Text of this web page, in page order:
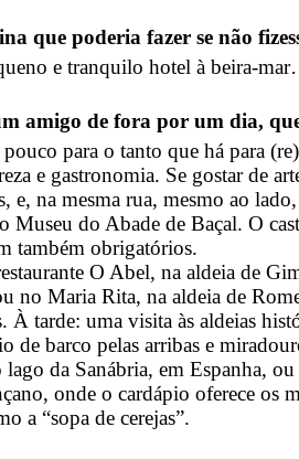
que poderia fazer se não
e tranquilo hotel à beira-
amigo de fora por um dia,
para o tanto que há para
e gastronomia. Se gostar de
e, na mesma rua, mesmo ao
Museu do Abade de Baçal. O
também obrigatórios.
O Abel, na aldeia de
no Maria Rita, na aldeia de
À tarde: uma visita às aldeias
de barco pelas arribas e
da Sanábria, em Espanha,
onde o cardápio oferece os
a “sopa de cerejas”.